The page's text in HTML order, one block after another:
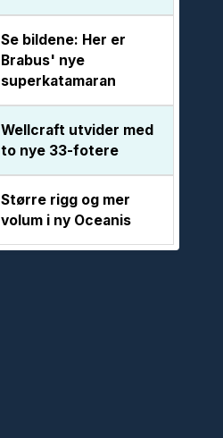
Se bildene: Her er
Brabus' nye
superkatamaran
Wellcraft utvider med
to nye 33-fotere
Større rigg og mer
volum i ny Oceanis